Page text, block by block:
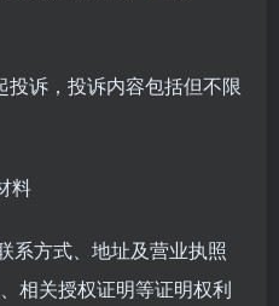
投诉，投诉内容包括但不限
料
系方式、地址及营业执照
相关授权证明等证明权利